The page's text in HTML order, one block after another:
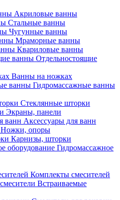
Акриловые ванны
Стальные ванны
Чугунные ванны
Мраморные ванны
Квариловые ванны
Отдельностоящие
Ванны на ножках
Гидромассажные ванны
Стеклянные шторки
Экраны, панели
Аксессуары для ванн
Ножки, опоры
Карнизы, шторки
Гидромассажное
Комплекты смесителей
Встраиваемые